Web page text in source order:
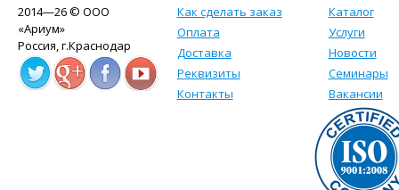
2014—26 © ООО
«Ариум»
Россия, г.Краснодар
Как сделать заказ
Оплата
Доставка
Реквизиты
Контакты
Каталог
Услуги
Новости
Семинары
Вакансии